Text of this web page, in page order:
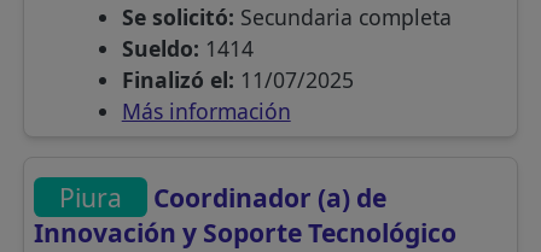
Se solicitó: Secundaria completa
Sueldo: 1414
Finalizó el: 11/07/2025
Más información
Piura
Coordinador (a) de
Innovación y Soporte Tecnológico